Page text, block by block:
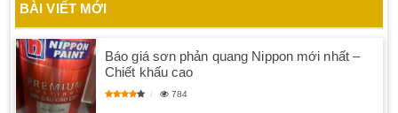
BÀI VIẾT MỚI
Báo giá sơn phản quang Nippon mới nhất –
Chiết khấu cao
784